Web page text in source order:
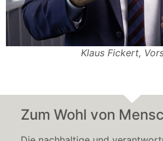
Klaus Fickert,
Zum Wohl von